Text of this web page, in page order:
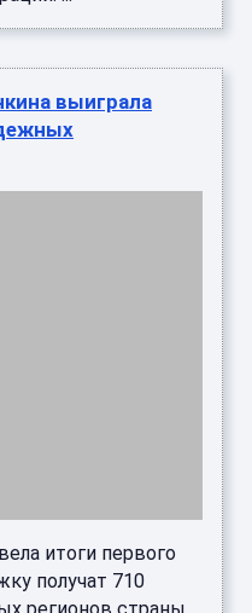
выиграла
итоги первого
получат 710
регионов страны.